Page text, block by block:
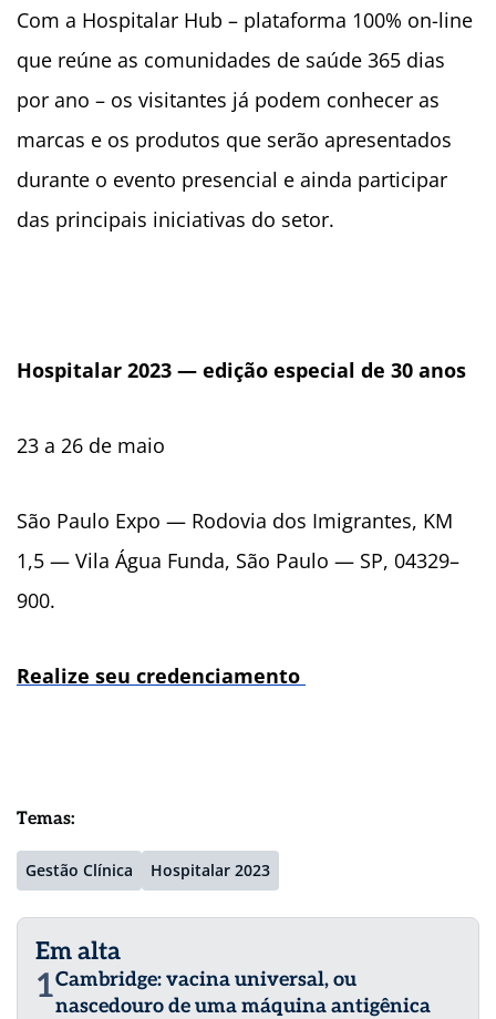
Com a Hospitalar Hub – plataforma 100% on-line
que reúne as comunidades de saúde 365 dias
por ano – os visitantes já podem conhecer as
marcas e os produtos que serão apresentados
durante o evento presencial e ainda participar
das principais iniciativas do setor.
Hospitalar 2023 — edição especial de 30 anos
23 a 26 de maio
São Paulo Expo — Rodovia dos Imigrantes, KM
1,5 — Vila Água Funda, São Paulo — SP, 04329–
900.
Realize seu credenciamento
Temas:
Gestão Clínica Hospitalar 2023
Em alta
1Cambridge: vacina universal, ou
nascedouro de uma máquina antigênica